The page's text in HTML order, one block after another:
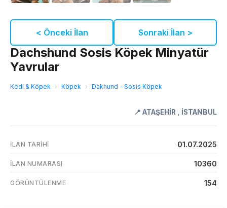
< Önceki İlan Sonraki İlan >
Dachshund Sosis Köpek Minyatür
Yavrular
Kedi & Köpek › Köpek › Dakhund - Sosis Köpek
📍 ATAŞEHİR , İSTANBUL
İLAN TARIHI 01.07.2025
İLAN NUMARASI 10360
GÖRÜNTÜLENME 154